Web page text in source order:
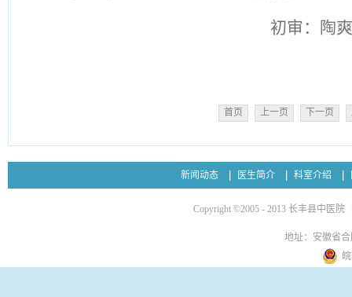
初审：陶爽
首页 上一页 下一页
新闻动态 医生简介 科室介绍
Copyright ©2005 - 2013 长丰县中医院
地址：安徽省